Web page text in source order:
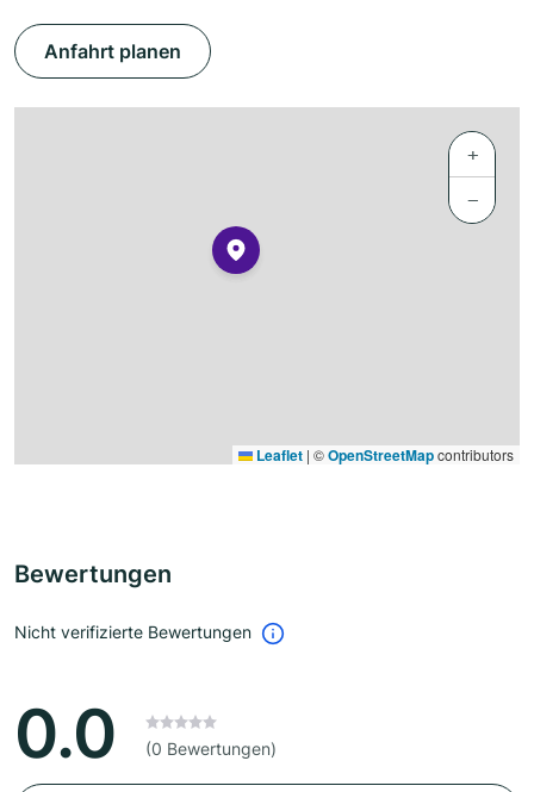
Anfahrt planen
+
−
Leaflet | ©OpenStreetMapcontributors
Bewertungen
Nicht verifizierte Bewertungen
0.0 (0 Bewertungen)